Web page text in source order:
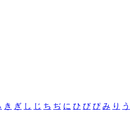
き ぎ し じ ち ぢ に ひ び ぴ み り う